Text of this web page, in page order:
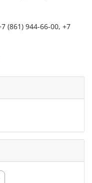
(861) 944-66-00, +7